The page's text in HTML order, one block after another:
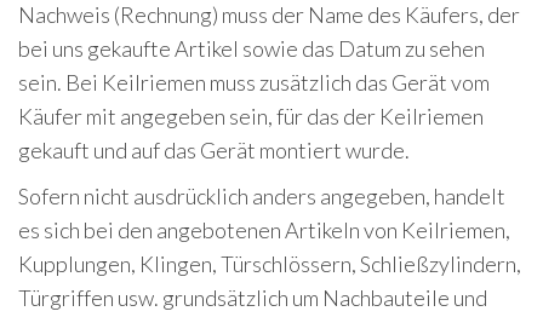
Nachweis (Rechnung) muss der Name des Käufers, der
bei uns gekaufte Artikel sowie das Datum zu sehen
sein. Bei Keilriemen muss zusätzlich das Gerät vom
Käufer mit angegeben sein, für das der Keilriemen
gekauft und auf das Gerät montiert wurde.
Sofern nicht ausdrücklich anders angegeben, handelt
es sich bei den angebotenen Artikeln von Keilriemen,
Kupplungen, Klingen, Türschlössern, Schließzylindern,
Türgriffen usw. grundsätzlich um Nachbauteile und